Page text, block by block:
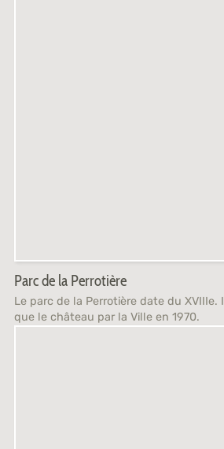
Parc de la Perrotière
Le parc de la Perrotière date du XVIIIe.
que le château par la Ville en 1970.